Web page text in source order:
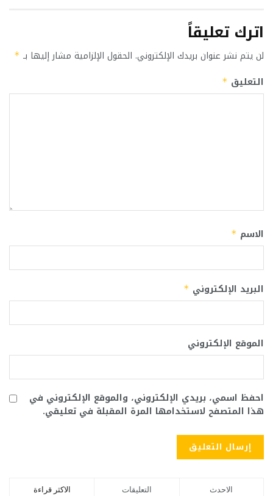
اترك تعليقاً
لن يتم نشر عنوان بريدك الإلكتروني. الحقول الإلزامية مشار إليها بـ *
التعليق *
الاسم *
البريد الإلكتروني *
الموقع الإلكتروني
احفظ اسمي، بريدي الإلكتروني، والموقع الإلكتروني في
هذا المتصفح لاستخدامها المرة المقبلة في تعليقي.
الاكثر قراءة التعليقات الاحدث